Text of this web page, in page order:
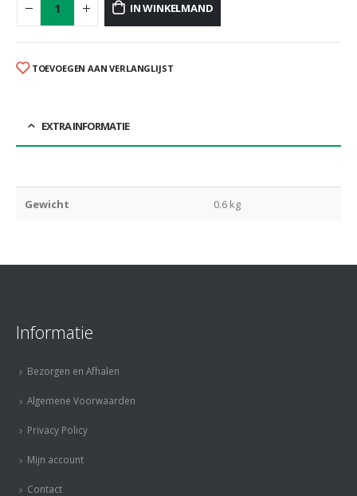
IN WINKELMAND
TOEVOEGEN AAN VERLANGLIJST
EXTRA INFORMATIE
Gewicht 0.6 kg
Informatie
Bezorgen en Afhalen
Algemene Voorwaarden
Privacy Policy
Mijn account
Contact